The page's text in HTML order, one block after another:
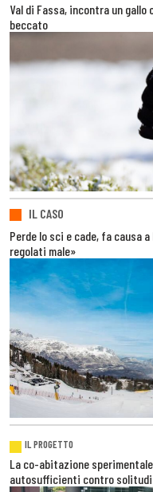
Val di Fassa, incontra un
beccato
IL CASO
Perde lo sci e cade, fa causa
regolati male»
IL PROGETTO
La co-abitazione
autosufficienti contro